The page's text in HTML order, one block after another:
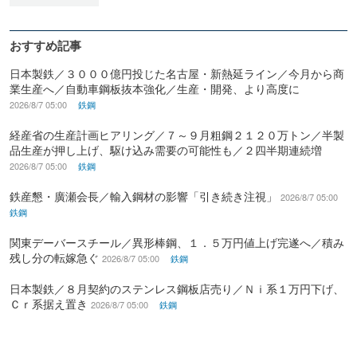
おすすめ記事
日本製鉄／３０００億円投じた名古屋・新熱延ライン／今月から商
業生産へ／自動車鋼板抜本強化／生産・開発、より高度に
2026/8/7 05:00 鉄鋼
経産省の生産計画ヒアリング／７～９月粗鋼２１２０万トン／半製
品生産が押し上げ、駆け込み需要の可能性も／２四半期連続増
2026/8/7 05:00 鉄鋼
鉄産懇・廣瀬会長／輸入鋼材の影響「引き続き注視」
2026/8/7 05:00
鉄鋼
関東デーバースチール／異形棒鋼、１．５万円値上げ完遂へ／積み
残し分の転嫁急ぐ 2026/8/7 05:00 鉄鋼
日本製鉄／８月契約のステンレス鋼板店売り／Ｎｉ系１万円下げ、
Ｃｒ系据え置き 2026/8/7 05:00 鉄鋼